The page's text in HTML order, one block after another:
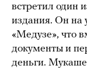
встретил один
издания. Он на
«Медузе», что
документы и
деньги.